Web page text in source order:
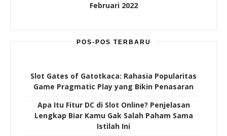
Februari 2022
POS-POS TERBARU
Slot Gates of Gatotkaca: Rahasia Popularitas
Game Pragmatic Play yang Bikin Penasaran
Apa Itu Fitur DC di Slot Online? Penjelasan
Lengkap Biar Kamu Gak Salah Paham Sama
Istilah Ini